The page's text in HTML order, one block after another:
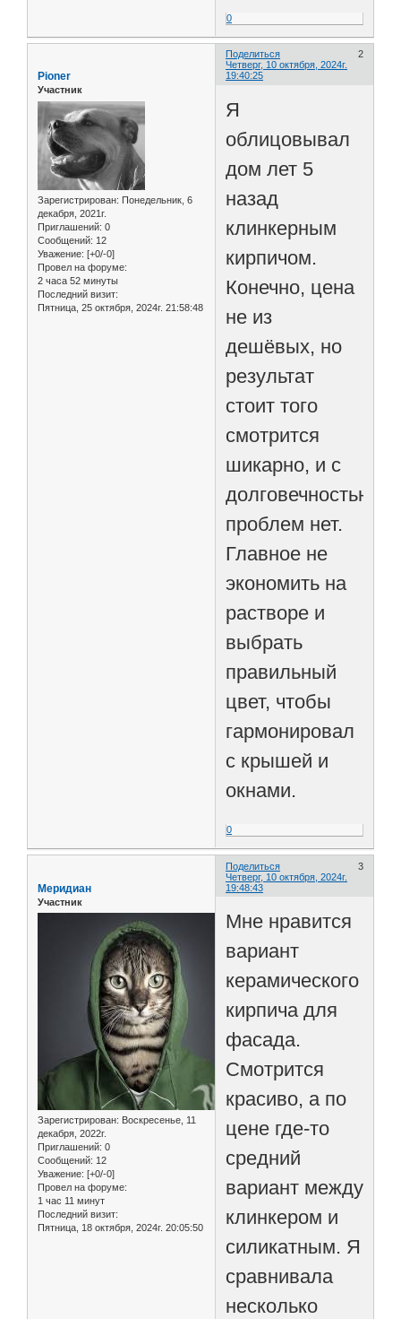
0
Поделиться
2
Четверг, 10 октября, 2024г.
19:40:25
Pioner
Участник
Зарегистрирован: Понедельник, 6
декабря, 2021г.
Приглашений: 0
Сообщений: 12
Уважение: [+0/-0]
Провел на форуме:
2 часа 52 минуты
Последний визит:
Пятница, 25 октября, 2024г. 21:58:48
Я
облицовывал
дом лет 5
назад
клинкерным
кирпичом.
Конечно, цена
не из
дешёвых, но
результат
стоит того
смотрится
шикарно, и с
долговечностью
проблем нет.
Главное не
экономить на
растворе и
выбрать
правильный
цвет, чтобы
гармонировал
с крышей и
окнами.
0
Поделиться
3
Четверг, 10 октября, 2024г.
19:48:43
Меридиан
Участник
Зарегистрирован: Воскресенье, 11
декабря, 2022г.
Приглашений: 0
Сообщений: 12
Уважение: [+0/-0]
Провел на форуме:
1 час 11 минут
Последний визит:
Пятница, 18 октября, 2024г. 20:05:50
Мне нравится
вариант
керамического
кирпича для
фасада.
Смотрится
красиво, а по
цене где-то
средний
вариант между
клинкером и
силикатным. Я
сравнивала
несколько